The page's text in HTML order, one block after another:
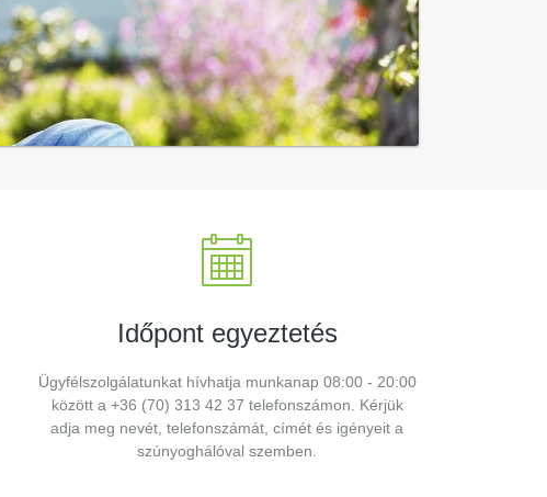
Időpont egyeztetés
Ügyfélszolgálatunkat hívhatja munkanap 08:00 - 20:00
között a +36 (70) 313 42 37 telefonszámon. Kérjük
adja meg nevét, telefonszámát, címét és igényeit a
szúnyoghálóval szemben.